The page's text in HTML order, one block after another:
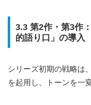
3.3 第2作・第3作
的語り口」の導入
シリーズ初期の戦略は
を起用し、トーンを一